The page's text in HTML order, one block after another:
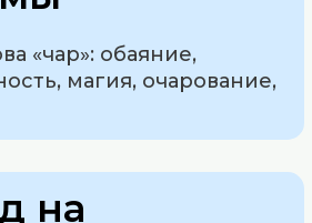
«чар»: обаяние,
магия, очарование,
на